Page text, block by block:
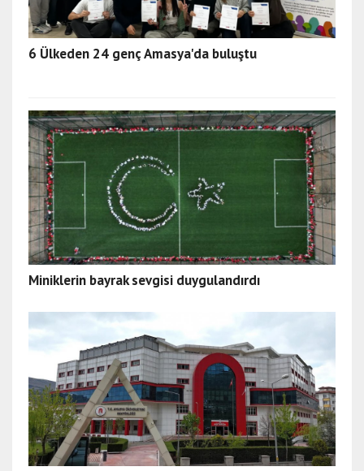
6 Ülkeden 24 genç Amasya'da buluştu
Miniklerin bayrak sevgisi duygulandırdı